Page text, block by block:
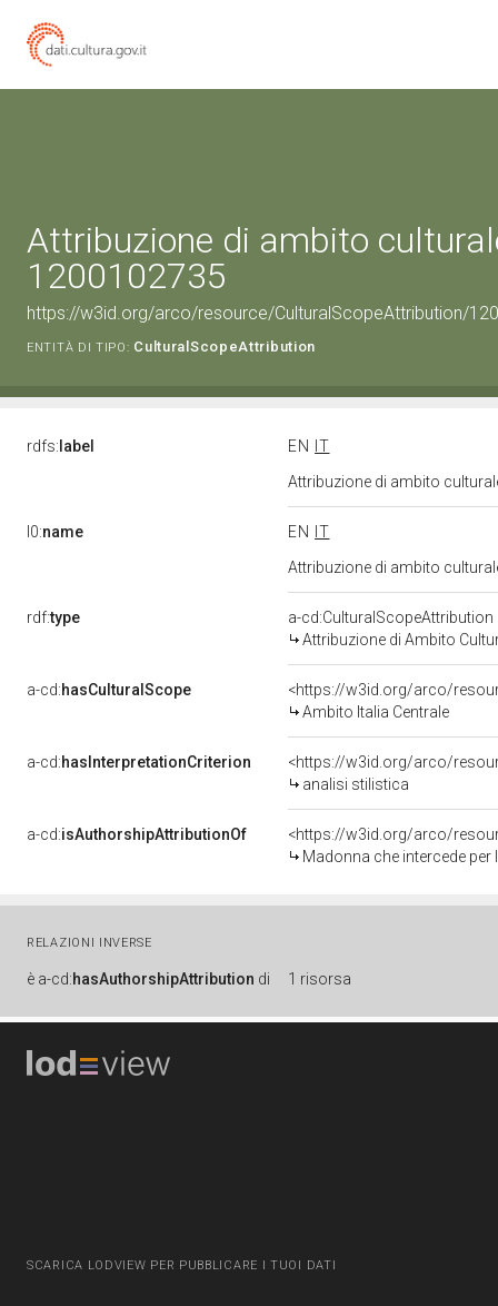
Attribuzione di ambito
1200102735
https://w3id.org/arco/resource/CulturalScopeAttribution/
ENTITÀ DI TIPO: CulturalScopeAttribution
rdfs: label EN
IT
Attribuzione di ambito
l0:name EN
IT
Attribuzione di ambito
rdf:type
a-cd:CulturalScopeAttribution
Attribuzione di Ambito
a-cd:hasCulturalScope
<https://w3id.org/arco/
Ambito Italia Centrale
a-cd:hasInterpretationCriterion
<https://w3id.org/arco/
analisi stilistica
a-cd:isAuthorshipAttributionOf
<https://w3id.org/arco/
Madonna che intercede
RELAZIONI INVERSE
è a-cd:hasAuthorshipAttribution di 1 risorsa
SCARICA LODVIEW PER PUBBLICARE I TUOI DATI